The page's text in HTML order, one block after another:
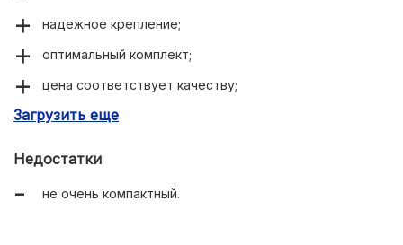
надежное крепление;
оптимальный комплект;
цена соответствует качеству;
простота в обслуживании.
Загрузить еще
Недостатки
не очень компактный.